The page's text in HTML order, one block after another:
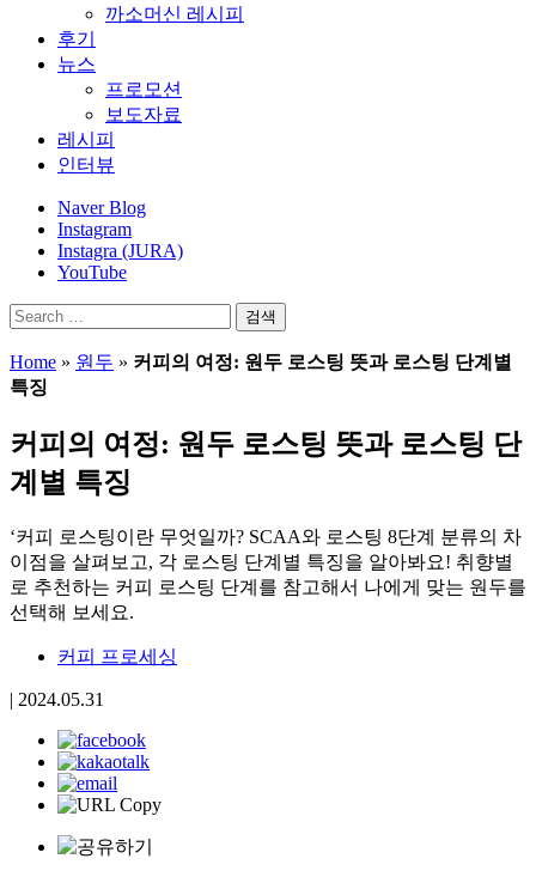
까소머신 레시피
후기
뉴스
프로모션
보도자료
레시피
인터뷰
Naver Blog
Instagram
Instagra (JURA)
YouTube
검
Home » 원두 » 커피의 여정: 원두 로스팅 뜻과 로스팅 단계별
특징
커피의 여정: 원두 로스팅 뜻과 로스팅 단
계별 특징
‘커피 로스팅이란 무엇일까? SCAA와 로스팅 8단계 분류의 차
이점을 살펴보고, 각 로스팅 단계별 특징을 알아봐요! 취향별
로 추천하는 커피 로스팅 단계를 참고해서 나에게 맞는 원두를
선택해 보세요.
커피 프로세싱
| 2024.05.31